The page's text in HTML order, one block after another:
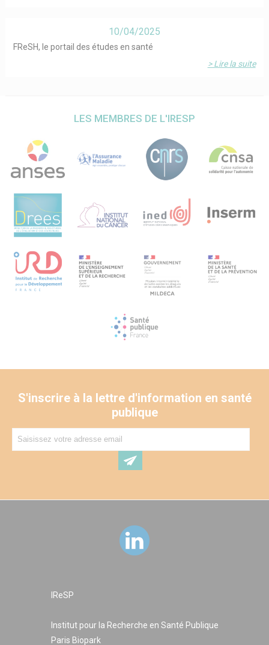
10/04/2025
FReSH, le portail des études en santé
> Lire la suite
LES MEMBRES DE L'IRESP
S'inscrire à la lettre d'information en santé
publique
IReSP
Institut pour la Recherche en Santé Publique
Paris Biopark